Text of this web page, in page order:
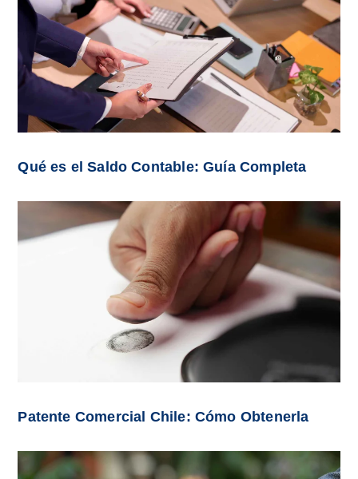
Qué es el Saldo Contable: Guía Completa
Patente Comercial Chile: Cómo Obtenerla